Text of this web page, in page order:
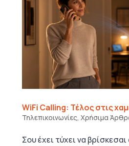
WiFi Calling: Τέλος στις
Τηλεπικοινωνίες, Χρήσιμα
Σου έχει τύχει να